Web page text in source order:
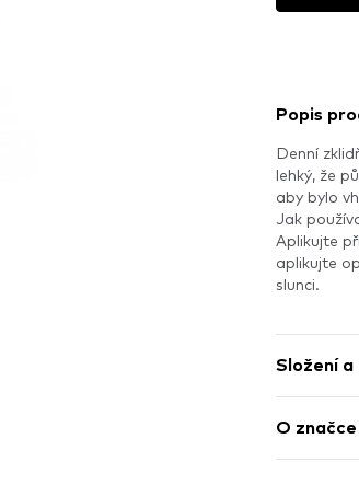
Popis
Denní
lehký, že
aby bylo
Jak
Aplikujte
aplikujte
slunci.
Složení
O značce